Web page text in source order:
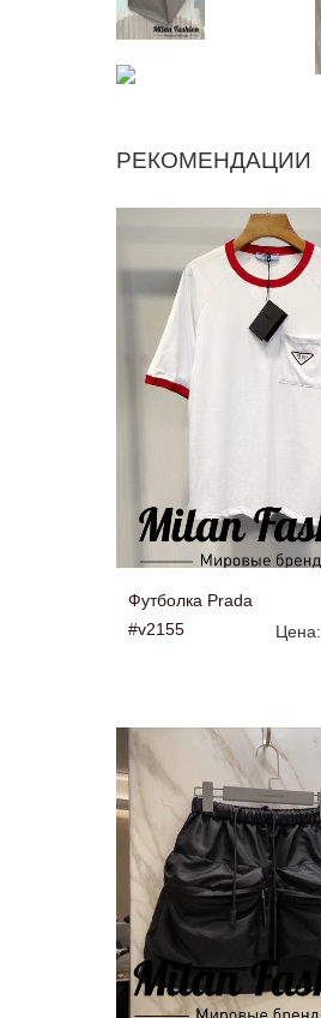
РЕКОМЕНДАЦИИ
Футболка Prada
#v2155
Цена: